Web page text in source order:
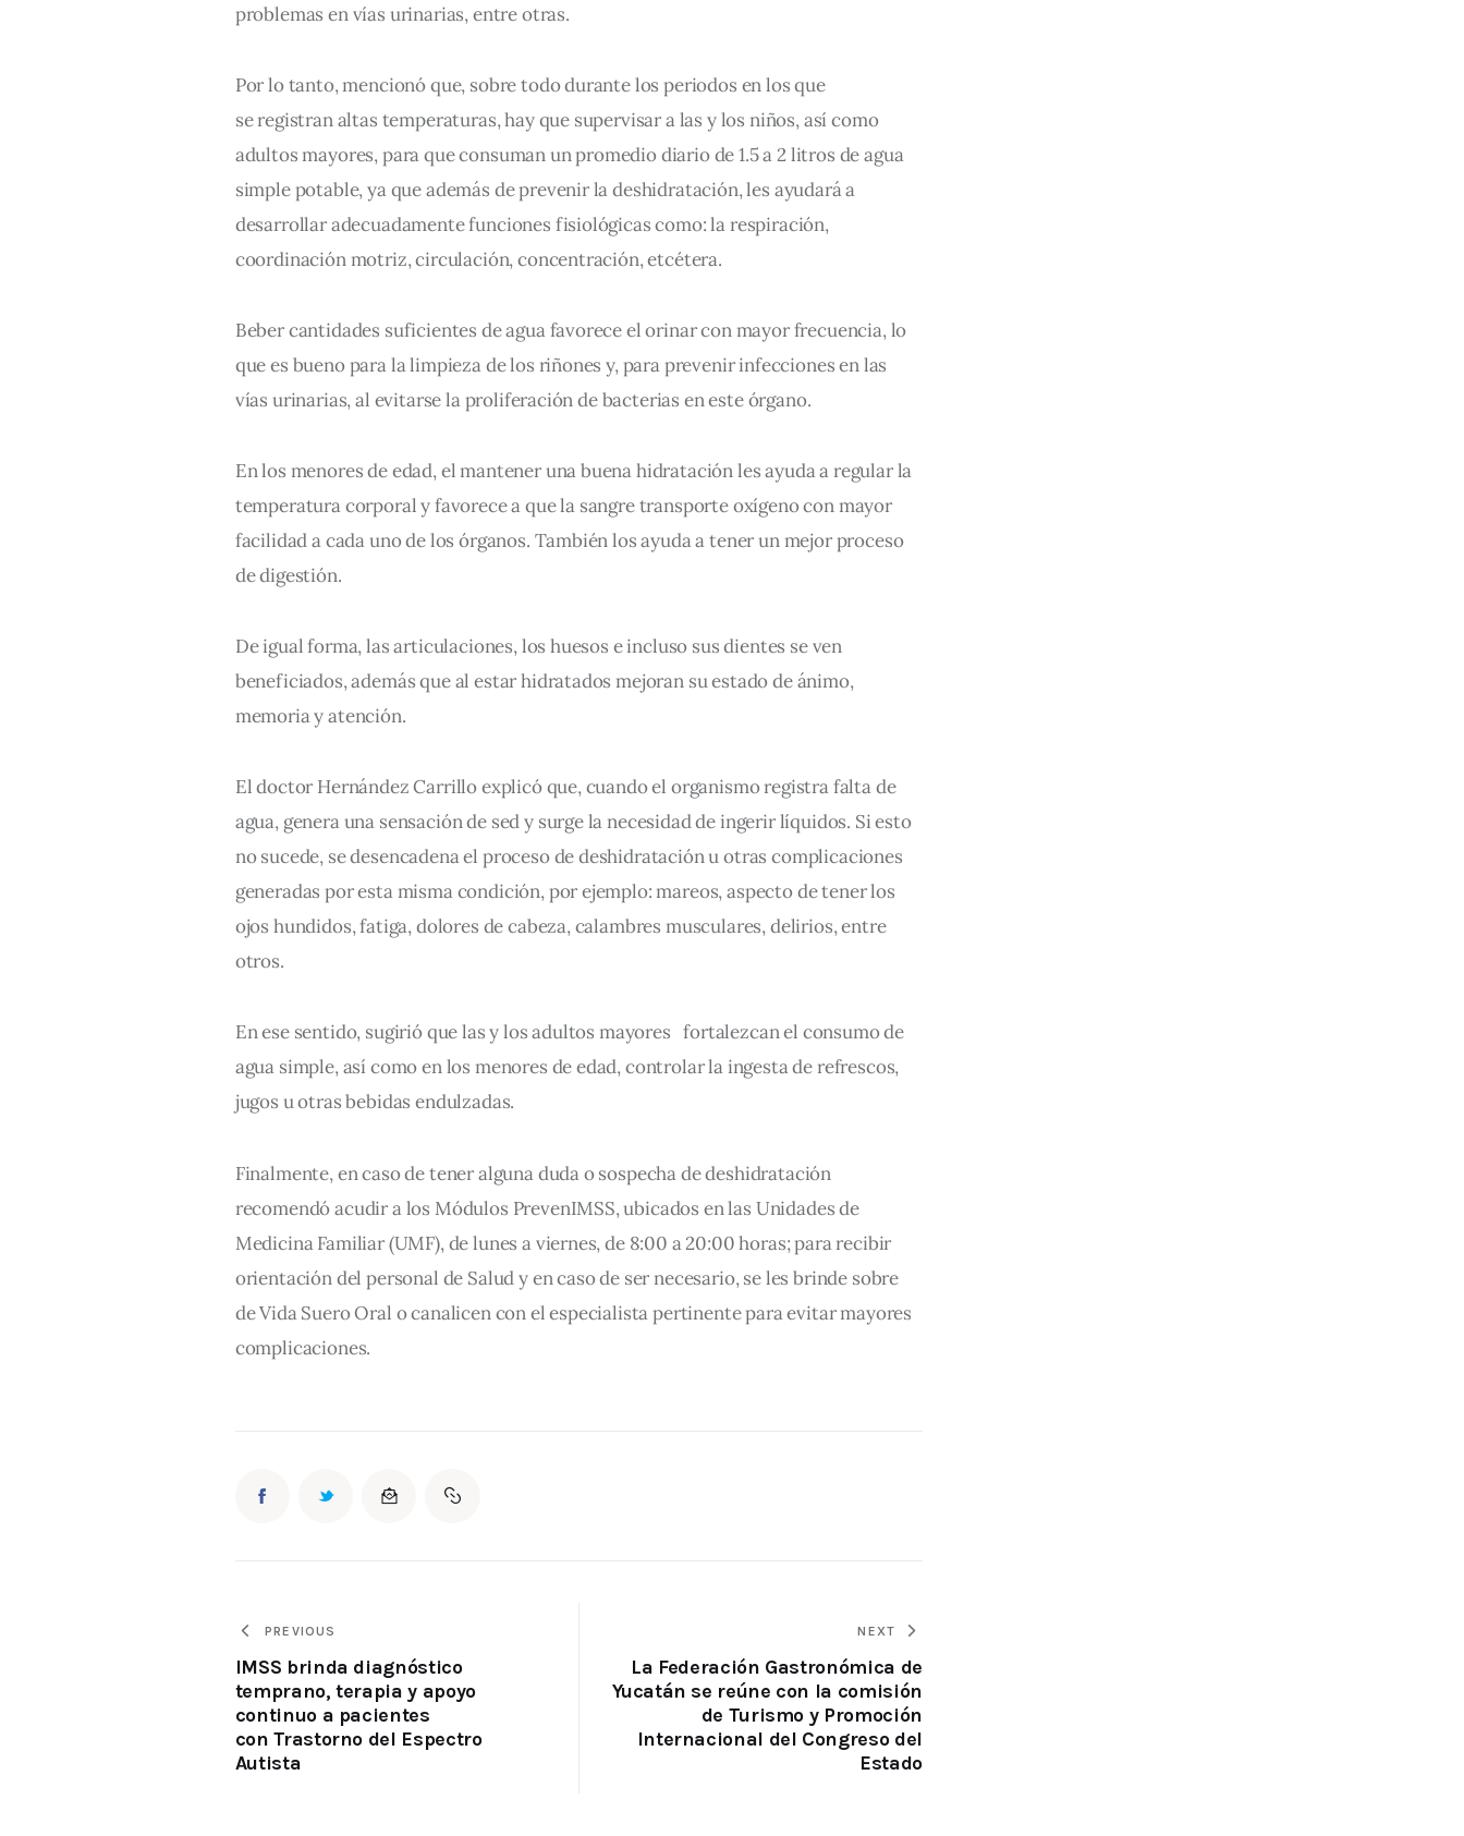
problemas en vías urinarias, entre otras.
Por lo tanto, mencionó que, sobre todo durante los periodos en los que
se registran altas temperaturas, hay que supervisar a las y los niños, así como
adultos mayores, para que consuman un promedio diario de 1.5 a 2 litros de agua
simple potable, ya que además de prevenir la deshidratación, les ayudará a
desarrollar adecuadamente funciones fisiológicas como: la respiración,
coordinación motriz, circulación, concentración, etcétera.
Beber cantidades suficientes de agua favorece el orinar con mayor frecuencia, lo
que es bueno para la limpieza de los riñones y, para prevenir infecciones en las
vías urinarias, al evitarse la proliferación de bacterias en este órgano.
En los menores de edad, el mantener una buena hidratación les ayuda a regular la
temperatura corporal y favorece a que la sangre transporte oxígeno con mayor
facilidad a cada uno de los órganos. También los ayuda a tener un mejor proceso
de digestión.
De igual forma, las articulaciones, los huesos e incluso sus dientes se ven
beneficiados, además que al estar hidratados mejoran su estado de ánimo,
memoria y atención.
El doctor Hernández Carrillo explicó que, cuando el organismo registra falta de
agua, genera una sensación de sed y surge la necesidad de ingerir líquidos. Si esto
no sucede, se desencadena el proceso de deshidratación u otras complicaciones
generadas por esta misma condición, por ejemplo: mareos, aspecto de tener los
ojos hundidos, fatiga, dolores de cabeza, calambres musculares, delirios, entre
otros.
En ese sentido, sugirió que las y los adultos mayores   fortalezcan el consumo de
agua simple, así como en los menores de edad, controlar la ingesta de refrescos,
jugos u otras bebidas endulzadas.
Finalmente, en caso de tener alguna duda o sospecha de deshidratación
recomendó acudir a los Módulos PrevenIMSS, ubicados en las Unidades de
Medicina Familiar (UMF), de lunes a viernes, de 8:00 a 20:00 horas; para recibir
orientación del personal de Salud y en caso de ser necesario, se les brinde sobre
de Vida Suero Oral o canalicen con el especialista pertinente para evitar mayores
complicaciones.
PREVIOUS
IMSS brinda diagnóstico
temprano, terapia y apoyo
continuo a pacientes
con Trastorno del Espectro
Autista
NEXT
La Federación Gastronómica de
Yucatán se reúne con la comisión
de Turismo y Promoción
Internacional del Congreso del
Estado